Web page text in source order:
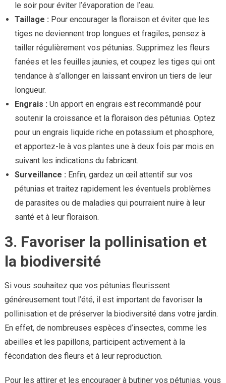
le soir pour éviter l’évaporation de l’eau.
Taillage : Pour encourager la floraison et éviter que les
tiges ne deviennent trop longues et fragiles, pensez à
tailler régulièrement vos pétunias. Supprimez les fleurs
fanées et les feuilles jaunies, et coupez les tiges qui ont
tendance à s’allonger en laissant environ un tiers de leur
longueur.
Engrais : Un apport en engrais est recommandé pour
soutenir la croissance et la floraison des pétunias. Optez
pour un engrais liquide riche en potassium et phosphore,
et apportez-le à vos plantes une à deux fois par mois en
suivant les indications du fabricant.
Surveillance : Enfin, gardez un œil attentif sur vos
pétunias et traitez rapidement les éventuels problèmes
de parasites ou de maladies qui pourraient nuire à leur
santé et à leur floraison.
3. Favoriser la pollinisation et
la biodiversité
Si vous souhaitez que vos pétunias fleurissent
généreusement tout l’été, il est important de favoriser la
pollinisation et de préserver la biodiversité dans votre jardin.
En effet, de nombreuses espèces d’insectes, comme les
abeilles et les papillons, participent activement à la
fécondation des fleurs et à leur reproduction.
Pour les attirer et les encourager à butiner vos pétunias, vous